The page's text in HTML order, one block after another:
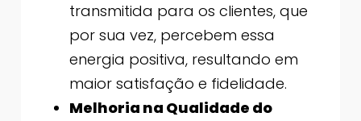
transmitida para os clientes, que
por sua vez, percebem essa
energia positiva, resultando em
maior satisfação e fidelidade.
Melhoria na Qualidade do